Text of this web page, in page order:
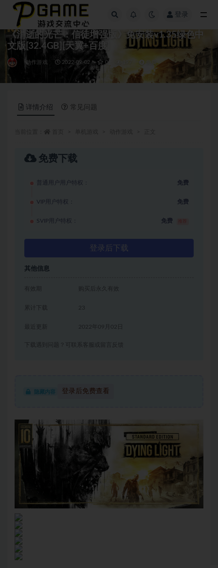
登录
《消逝的光芒：信徒增强版》免安装v1.35绿色中
文版[32.4GB][天翼+百度]
动作游戏 2022-09-02 0 免费
详情介绍 常见问题
免费下载
普通用户用户特权： 免费
VIP用户特权： 免费
SVIP用户特权： 免费
登录后下载
其他信息
有效期 购买后永久有效
累计下载 23
2022年09月02日
下载遇到问题？可联系客服或留言反馈
隐藏内容 登录后免费查看
全部